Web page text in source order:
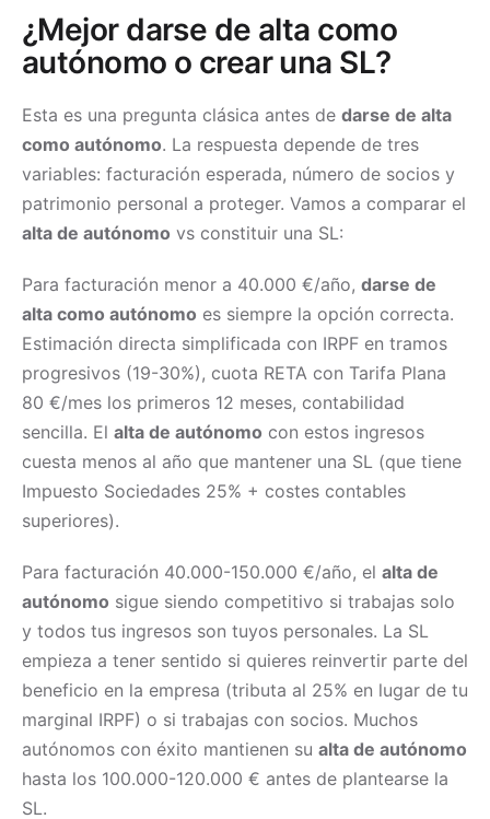
¿Mejor darse de alta como
autónomo o crear una SL?
Esta es una pregunta clásica antes de darse de alta
como autónomo. La respuesta depende de tres
variables: facturación esperada, número de socios y
patrimonio personal a proteger. Vamos a comparar el
alta de autónomo vs constituir una SL:
Para facturación menor a 40.000 €/año, darse de
alta como autónomo es siempre la opción correcta.
Estimación directa simplificada con IRPF en tramos
progresivos (19-30%), cuota RETA con Tarifa Plana
80 €/mes los primeros 12 meses, contabilidad
sencilla. El alta de autónomo con estos ingresos
cuesta menos al año que mantener una SL (que tiene
Impuesto Sociedades 25% + costes contables
superiores).
Para facturación 40.000-150.000 €/año, el alta de
autónomo sigue siendo competitivo si trabajas solo
y todos tus ingresos son tuyos personales. La SL
empieza a tener sentido si quieres reinvertir parte del
beneficio en la empresa (tributa al 25% en lugar de tu
marginal IRPF) o si trabajas con socios. Muchos
autónomos con éxito mantienen su alta de autónomo
hasta los 100.000-120.000 € antes de plantearse la
SL.